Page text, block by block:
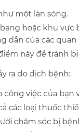
một làn sóng.​​
hoặc khu vực
dẫn của các
này để tránh
ra do dịch bệnh:​​
việc của bạn
các loại thuốc
chăm sóc bị